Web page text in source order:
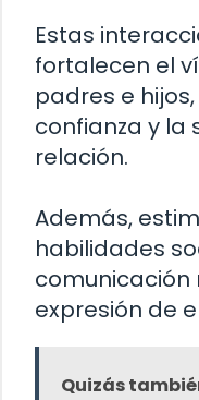
Estas
fortalecen el
padres e
confianza y la
relación.
Además,
habilidades
comunicación
expresión de
Quizás